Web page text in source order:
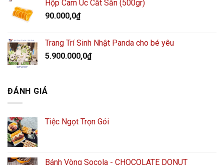
Hộp Cam Úc Cắt Sẵn (500gr)
90.000,0₫
Trang Trí Sinh Nhật Panda cho bé yêu
5.900.000,0₫
ĐÁNH GIÁ
Tiệc Ngọt Trọn Gói
Bánh Vòng Socola - CHOCOLATE DONUT